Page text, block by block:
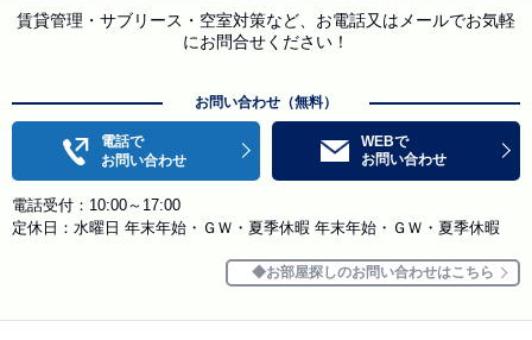
賃貸管理・サブリース・空室対策など、お電話又はメールでお気軽
にお問合せください！
お問い合わせ（無料）
電話で
お問い合わせ
WEBで
お問い合わせ
電話受付：10:00～17:00
定休日：水曜日 年末年始・ＧＷ・夏季休暇 年末年始・ＧＷ・夏季休暇
お部屋探しのお問い合わせはこちら